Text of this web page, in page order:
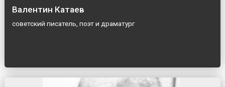
Валентин Катаев
советский писатель, поэт и драматург